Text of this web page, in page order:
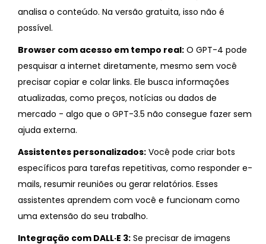
analisa o conteúdo. Na versão gratuita, isso não é
possível.
Browser com acesso em tempo real: O GPT-4 pode
pesquisar a internet diretamente, mesmo sem você
precisar copiar e colar links. Ele busca informações
atualizadas, como preços, notícias ou dados de
mercado - algo que o GPT-3.5 não consegue fazer sem
ajuda externa.
Assistentes personalizados: Você pode criar bots
específicos para tarefas repetitivas, como responder e-
mails, resumir reuniões ou gerar relatórios. Esses
assistentes aprendem com você e funcionam como
uma extensão do seu trabalho.
Integração com DALL·E 3: Se precisar de imagens